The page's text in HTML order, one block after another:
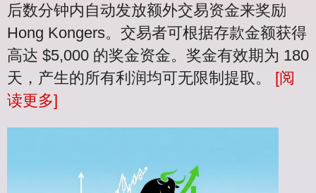
后数分钟内自动发放额外交易资金来奖励
Hong Kongers。交易者可根据存款金额获得
高达 $5,000 的奖金资金。奖金有效期为 180
天，产生的所有利润均可无限制提取。 [阅
读更多]